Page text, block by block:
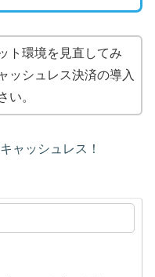
ト環境を見直してみ
ッシュレス決済の導入
い。
ャッシュレス！